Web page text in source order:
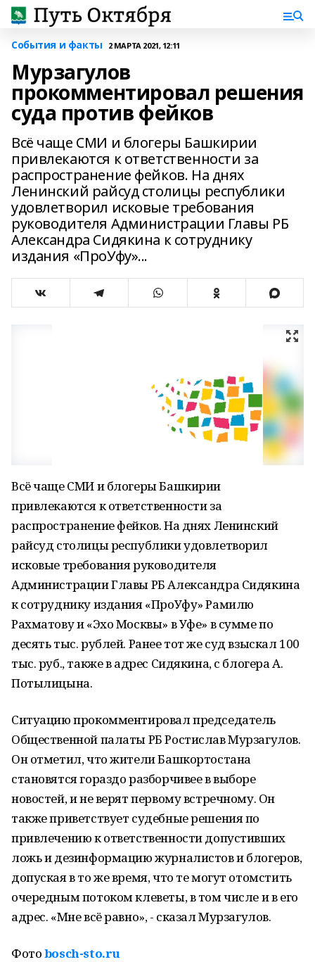
События и факты 2 МАРТА 2021, 12:11
Мурзагулов
прокомментировал решения
суда против фейков
Всё чаще СМИ и блогеры Башкирии
привлекаются к ответственности за
распространение фейков. На днях
Ленинский райсуд столицы республики
удовлетворил исковые требования
руководителя Администрации Главы РБ
Александра Сидякина к сотруднику
издания «ПроУфу»...
Всё чаще СМИ и блогеры Башкирии
привлекаются к ответственности за
распространение фейков. На днях Ленинский
райсуд столицы республики удовлетворил
исковые требования руководителя
Администрации Главы РБ Александра Сидякина
к сотруднику издания «ПроУфу» Рамилю
Рахматову и «Эхо Москвы» в Уфе» в сумме по
десять тыс. рублей. Ранее тот же суд взыскал 100
тыс. руб., также в адрес Сидякина, с блогера А.
Потылицына.
Ситуацию прокомментировал председатель
Общественной палаты РБ Ростислав Мурзагулов.
Он отметил, что жители Башкортостана
становятся гораздо разборчивее в выборе
новостей, и не верят первому встречному. Он
также приветствует судебные решения по
привлечению к ответственности допустивших
ложь и дезинформацию журналистов и блогеров,
допуская в то же время, что те могут отомстить
очередным потоком клеветы, в том числе и в его
адрес. «Мне всё равно», - сказал Мурзагулов.
Фотоbosch-sto.ru